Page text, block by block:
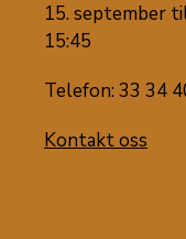
15. september
15:45
Telefon: 33 34
Kontakt oss